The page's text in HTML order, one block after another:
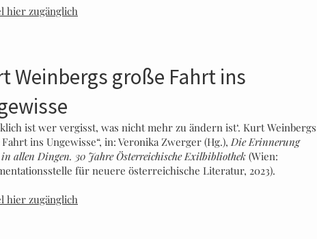
hier zugänglich
Weinbergs große Fahrt ins
ist wer vergisst, was nicht mehr zu ändern ist‘. Kurt Weinbergs
ins Ungewisse“, in: Veronika Zwerger (Hg.),Die Erinnerung
allen Dingen. 30 Jahre Österreichische Exilbibliothek (Wien:
für neuere österreichische Literatur, 2023).
hier zugänglich